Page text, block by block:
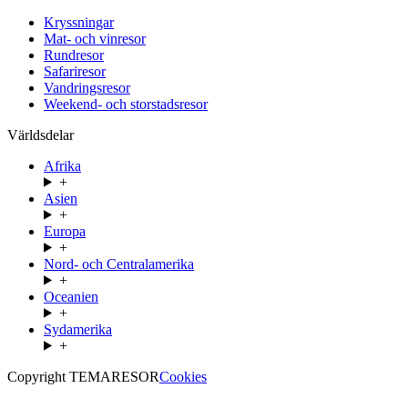
Kryssningar
Mat- och vinresor
Rundresor
Safariresor
Vandringsresor
Weekend- och storstadsresor
Världsdelar
Afrika
+
Asien
+
Europa
+
Nord- och Centralamerika
+
Oceanien
+
Sydamerika
+
Copyright TEMARESORCookies